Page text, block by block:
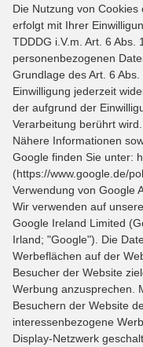
Die Nutzung von
erfolgt mit Ihrer
TDDDG i.V.m. Art. 6 Abs.
personenbezogenen
Grundlage des Art. 6
Einwilligung jederzeit
der aufgrund der
Verarbeitung berührt wird.
Nähere Informationen
Google finden Sie unter:
(https://www.google.de/
Verwendung von Google
Wir verwenden auf
Google Ireland Limited
Irland; "Google"). Die
Werbeflächen auf der
Besucher der Website
Werbung anzusprechen.
Besuchern der Website
interessenbezogene
Display-Netzwerk